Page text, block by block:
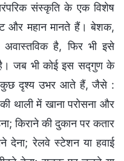
संस्कृति के एक विशेष
और महान मानते हैं। बेशक,
अवास्तविक है, फिर भी इसे
है। जब भी कोई इस सद्गुण के
कुछ दृश्य उभर आते हैं, जैसे :
थाली में खाना परोसना और
किराने की दुकान पर कतार
रेलवे स्टेशन या हवाई